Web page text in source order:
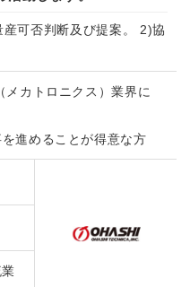
可否判断及び提案。 2)協
カトロニクス）業界に
進めることが得意な方